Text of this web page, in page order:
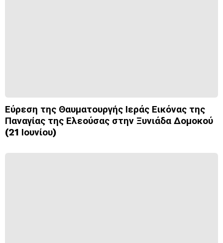
Εύρεση της Θαυματουργής Ιεράς Εικόνας της
Παναγίας της Ελεούσας στην Ξυνιάδα Δομοκού
(21 Ιουνίου)